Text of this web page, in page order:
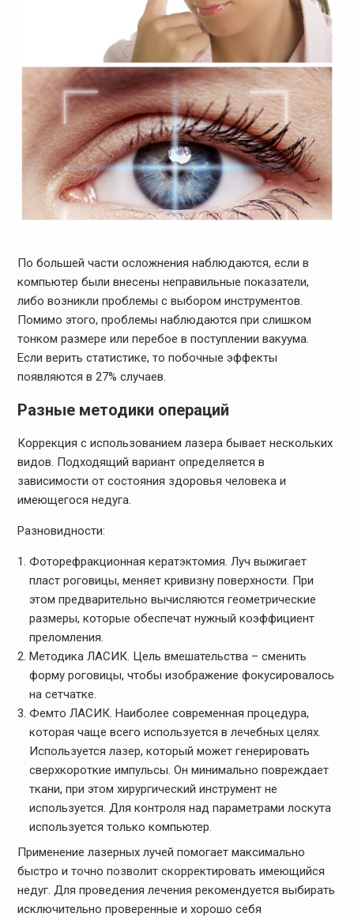
По большей части осложнения наблюдаются, если в
компьютер были внесены неправильные показатели,
либо возникли проблемы с выбором инструментов.
Помимо этого, проблемы наблюдаются при слишком
тонком размере или перебое в поступлении вакуума.
Если верить статистике, то побочные эффекты
появляются в 27% случаев.
Разные методики операций
Коррекция с использованием лазера бывает нескольких
видов. Подходящий вариант определяется в
зависимости от состояния здоровья человека и
имеющегося недуга.
Разновидности:
Фоторефракционная кератэктомия. Луч выжигает
пласт роговицы, меняет кривизну поверхности. При
этом предварительно вычисляются геометрические
размеры, которые обеспечат нужный коэффициент
преломления.
Методика ЛАСИК. Цель вмешательства – сменить
форму роговицы, чтобы изображение фокусировалось
на сетчатке.
Фемто ЛАСИК. Наиболее современная процедура,
которая чаще всего используется в лечебных целях.
Используется лазер, который может генерировать
сверхкороткие импульсы. Он минимально повреждает
ткани, при этом хирургический инструмент не
используется. Для контроля над параметрами лоскута
используется только компьютер.
Применение лазерных лучей помогает максимально
быстро и точно позволит скорректировать имеющийся
недуг. Для проведения лечения рекомендуется выбирать
исключительно проверенные и хорошо себя